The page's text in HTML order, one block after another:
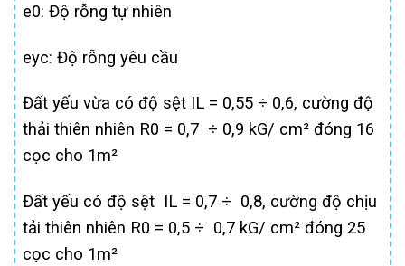
e0: Độ rỗng tự nhiên
eyc: Độ rỗng yêu cầu
Đất yếu vừa có độ sệt IL = 0,55 ÷ 0,6, cường độ
thải thiên nhiên R0 = 0,7 ÷ 0,9 kG/ cm² đóng 16
cọc cho 1m²
Đất yếu có độ sệt IL = 0,7 ÷ 0,8, cường độ chịu
tải thiên nhiên R0 = 0,5 ÷ 0,7 kG/ cm² đóng 25
cọc cho 1m²